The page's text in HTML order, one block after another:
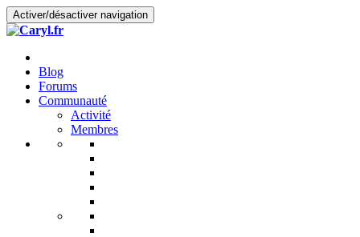
Activer/désactiver navigation
Blog
Forums
Communauté
Activité
Membres